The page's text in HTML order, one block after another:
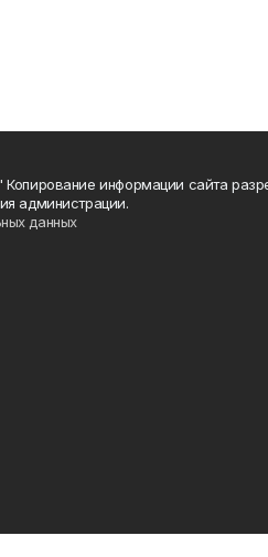
информации сайта
администрации.
данных